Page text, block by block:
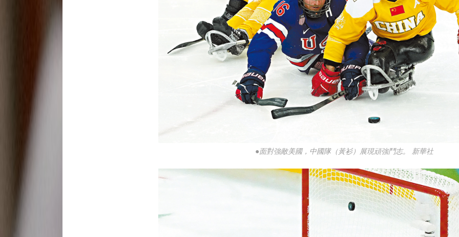
●面對強敵美國，中國隊（黃衫）展現頑強鬥志。 新華社